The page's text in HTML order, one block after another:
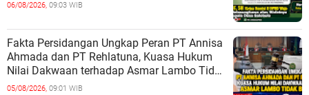
06/08/2026, 09:03 WIB
Fakta Persidangan Ungkap Peran PT Annisa
Ahmada dan PT Rehlatuna, Kuasa Hukum
Nilai Dakwaan terhadap Asmar Lambo Tidak
Berdasar
05/08/2026, 09:01 WIB